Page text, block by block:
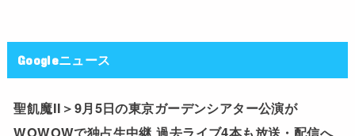
Googleニュース
聖飢魔II＞9月5日の東京ガーデンシアター公演が